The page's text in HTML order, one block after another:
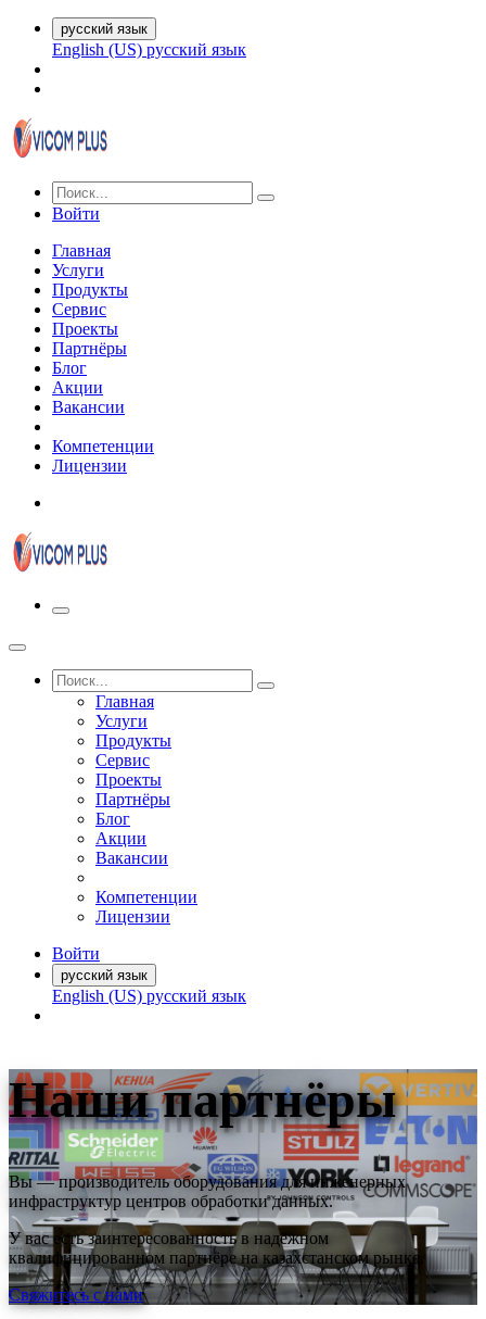
русский язык
English (US) русский язык
Войти
Главная
Услуги
Продукты
Сервис
Проекты
Партнёры
Блог
Акции
Вакансии
Компетенции
Лицензии
Главная
Услуги
Продукты
Сервис
Проекты
Партнёры
Блог
Акции
Вакансии
Компетенции
Лицензии
Войти
русский язык
English (US) русский язык
Наши партнёры
Вы — производитель оборудования для инженерных
инфраструктур центров обработки данных.
У вас есть заинтересованность в надёжном
квалифицированном партнёре на казахстанском рынке.
Свяжитесь с нами